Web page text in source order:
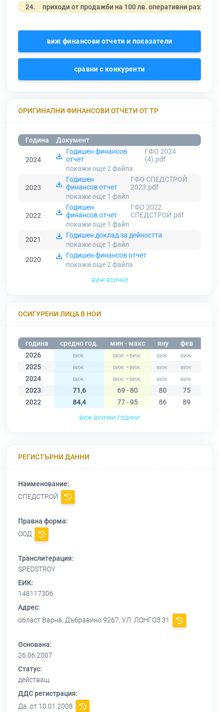
24. приходи от продажби на 100 лв. оперативни разходи
виж финансови отчети и показатели
сравни с конкуренти
ОРИГИНАЛНИ ФИНАНСОВИ ОТЧЕТИ ОТ ТР
Година Документ
2024
Годишен финансов
отчет
ГФО 2024
(4).pdf
покажи още 2файла
2023
Годишен
финансов отчет
ГФО СПЕДСТРОЙ
2023.pdf
покажи още 1 файл
2022
Годишен
финансов отчет
ГФО 2022
СПЕДСТРОЙ.pdf
покажи още 1 файл
2021
Годишен доклад за дейността
покажи още 1 файл
2020
Годишен финансов отчет
покажи още 2файла
виж всички
ОСИГУРЕНИ ЛИЦА В НОИ
година средно год. мин - макс яну фев
2026
-
2025
-
2024
-
2023
71,6 69 - 80 80 75
2022
84,4 77 - 95 86 89
виж всички години
РЕГИСТЪРНИ ДАННИ
Наименование:
СПЕДСТРОЙ
Правна форма:
ООД
Транслитерация:
SPEDSTROY
ЕИК:
148117306
Адрес:
област Варна, Дъбравино 9267, УЛ. ЛОНГОЗ 31
Основана:
26.06.2007
Статус:
действащ
ДДС регистрация:
Да, от 10.01.2008